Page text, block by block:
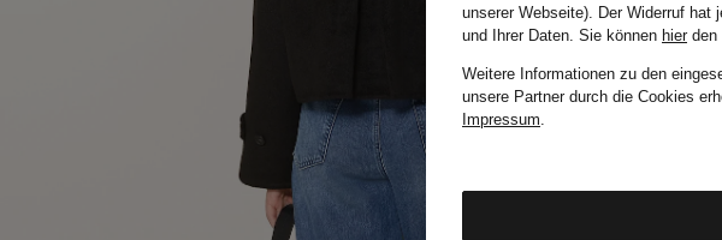
unserer Webseite). Der Widerruf hat
und Ihrer Daten. Sie können hierden
Weitere Informationen zu den
unsere Partner durch die Cookies
Impressum.